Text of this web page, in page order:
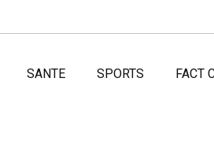
SANTE SPORTS FACT